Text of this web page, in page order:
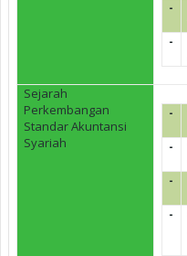
-
-
Sejarah
Perkembangan
Standar Akuntansi
Syariah
-
-
-
-